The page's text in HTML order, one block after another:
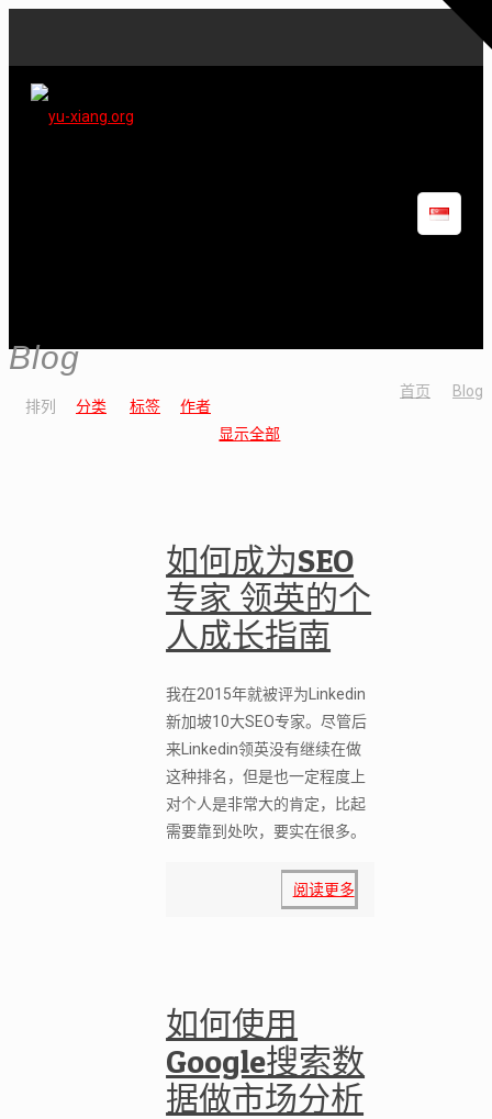
Blog
首页
Blog
排列
分类 标签
作者
显示全部
如何成为SEO
专家 领英的个
人成长指南
我在2015年就被评为Linkedin
新加坡10大SEO专家。尽管后
来Linkedin领英没有继续在做
这种排名，但是也一定程度上
对个人是非常大的肯定，比起
需要靠到处吹，要实在很多。
阅读更多
如何使用
Google搜索数
据做市场分析